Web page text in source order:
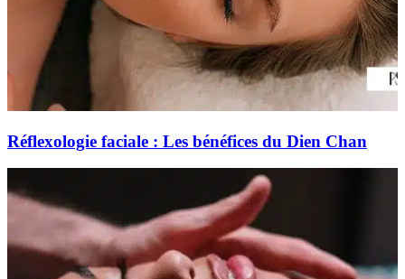
Réflexologie faciale : Les bénéfices du Dien Chan